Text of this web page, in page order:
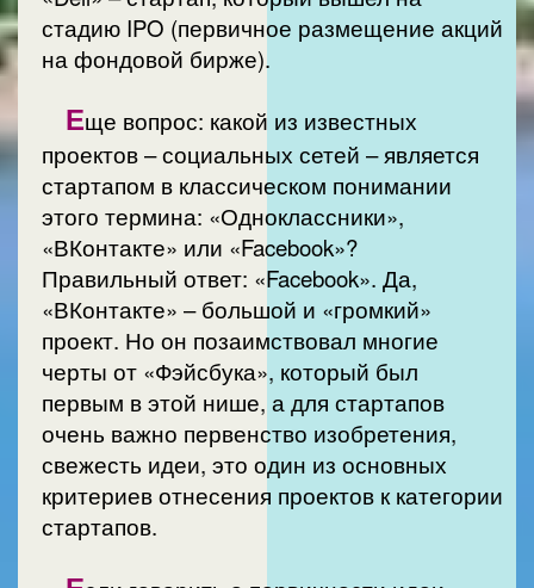
стадию IPO (первичное размещение акций
на фондовой бирже).
Еще вопрос: какой из известных
проектов – социальных сетей – является
стартапом в классическом понимании
этого термина: «Одноклассники»,
«ВКонтакте» или «Facebook»?
Правильный ответ: «Facebook». Да,
«ВКонтакте» – большой и «громкий»
проект. Но он позаимствовал многие
черты от «Фэйсбука», который был
первым в этой нише, а для стартапов
очень важно первенство изобретения,
свежесть идеи, это один из основных
критериев отнесения проектов к категории
стартапов.